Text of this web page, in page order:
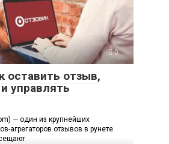
0
оставить отзыв,
управлять
— один из крупнейших
агрегаторов отзывов в рунете.